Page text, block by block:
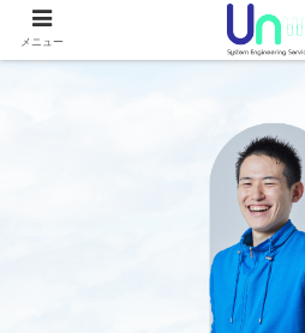
メニュー